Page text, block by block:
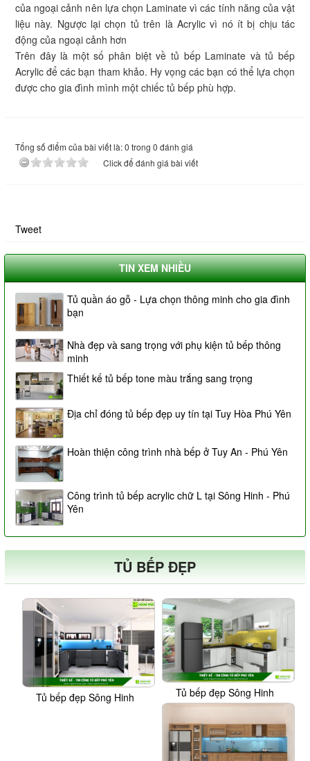
của ngoại cảnh nên lựa chọn Laminate vì các tính năng của vật
liệu này. Ngược lại chọn tủ trên là Acrylic vì nó ít bị chịu tác
động của ngoại cảnh hơn
Trên đây là một số phân biệt về tủ bếp Laminate và tủ bếp
Acrylic để các bạn tham khảo. Hy vọng các bạn có thể lựa chọn
được cho gia đình mình một chiếc tủ bếp phù hợp.
Tổng số điểm của bài viết là: 0 trong 0 đánh giá
Click để đánh giá bài viết
Tweet
TIN XEM NHIỀU
Tủ quần áo gỗ - Lựa chọn thông minh cho gia đình
bạn
Nhà đẹp và sang trọng với phụ kiện tủ bếp thông
minh
Thiết kế tủ bếp tone màu trắng sang trọng
Địa chỉ đóng tủ bếp đẹp uy tín tại Tuy Hòa Phú Yên
Hoàn thiện công trình nhà bếp ở Tuy An - Phú Yên
Công trình tủ bếp acrylic chữ L tại Sông Hinh - Phú
Yên
TỦ BẾP ĐẸP
Tủ bếp đẹp Sông Hinh Tủ bếp đẹp Sông Hinh